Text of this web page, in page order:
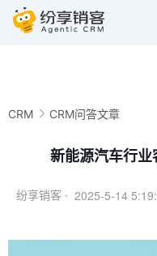
CRM CRM问答文章
新能源汽车行
纷享销客 · 2025-5-14